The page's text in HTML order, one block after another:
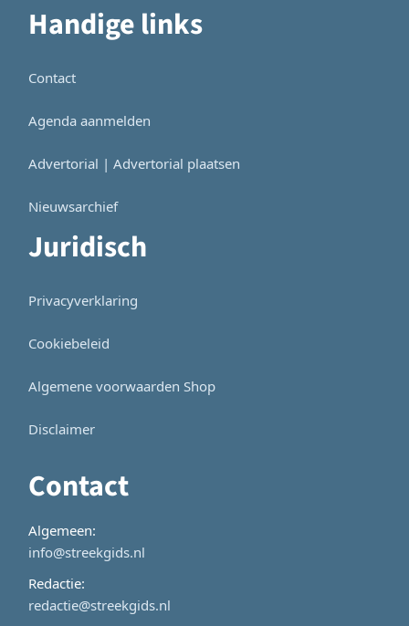
Handige links
Contact
Agenda aanmelden
Advertorial | Advertorial plaatsen
Nieuwsarchief
Juridisch
Privacyverklaring
Cookiebeleid
Algemene voorwaarden Shop
Disclaimer
Contact
Algemeen:
info@streekgids.nl
Redactie:
redactie@streekgids.nl